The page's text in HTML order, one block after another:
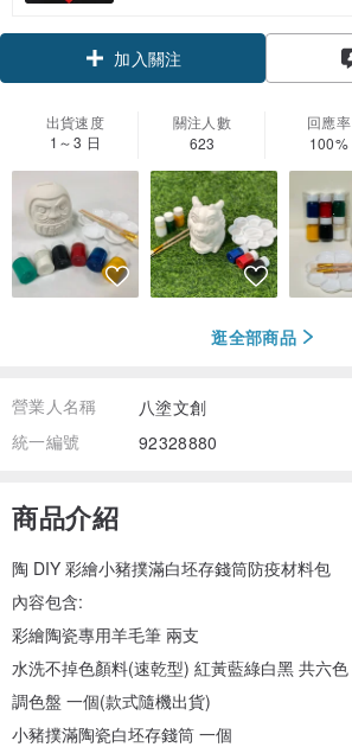
加入關注
出貨速度
1～3 日
關注人數
623
回應率
100%
逛全部商品
營業人名稱
八塗文創
統一編號
92328880
商品介紹
陶 DIY 彩繪小豬撲滿白坯存錢筒防疫材料包
內容包含:
彩繪陶瓷專用羊毛筆 兩支
水洗不掉色顏料(速乾型) 紅黃藍綠白黑 共六色
調色盤 一個(款式隨機出貨)
小豬撲滿陶瓷白坯存錢筒 一個